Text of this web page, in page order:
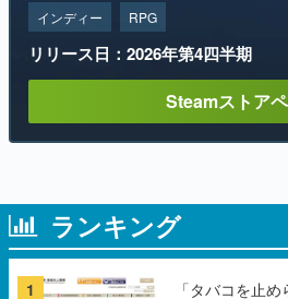
ランキング
1
「タバコを止め
深夜枠アニメ
見。違法薬物の
て、BPOが議